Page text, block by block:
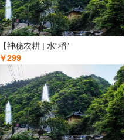
【神秘农耕 | 水“稻”
￥299